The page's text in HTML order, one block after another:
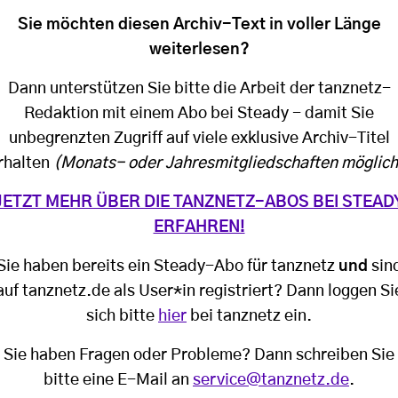
Sie möchten diesen Archiv-Text in voller Länge
weiterlesen?
Dann unterstützen Sie bitte die Arbeit der tanznetz-
Redaktion mit einem Abo bei Steady - damit Sie
unbegrenzten Zugriff auf viele exklusive Archiv-Titel
(Monats- oder Jahresmitgliedschaften
MEHR ÜBER DIE TANZNETZ-ABOS BEI
ERFAHREN!
haben bereits ein Steady-Abo für tanznetz und
tanznetz.de als User*in registriert? Dann loggen
sich bitte hier bei tanznetz ein.
Sie haben Fragen oder Probleme? Dann schreiben Sie
bitte eine E-Mail an service@tanznetz.de.